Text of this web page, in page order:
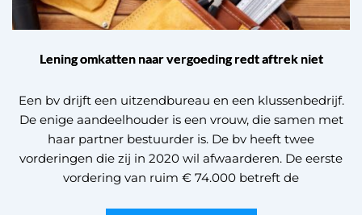
Lening omkatten naar vergoeding redt aftrek niet
Een bv drijft een uitzendbureau en een klussenbedrijf.
De enige aandeelhouder is een vrouw, die samen met
haar partner bestuurder is. De bv heeft twee
vorderingen die zij in 2020 wil afwaarderen. De eerste
vordering van ruim € 74.000 betreft de